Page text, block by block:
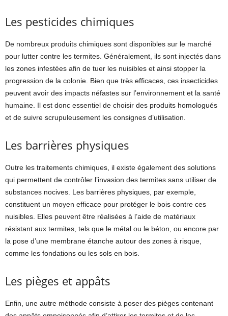
Les pesticides chimiques
De nombreux produits chimiques sont disponibles sur le marché
pour lutter contre les termites. Généralement, ils sont injectés dans
les zones infestées afin de tuer les nuisibles et ainsi stopper la
progression de la colonie. Bien que très efficaces, ces insecticides
peuvent avoir des impacts néfastes sur l’environnement et la santé
humaine. Il est donc essentiel de choisir des produits homologués
et de suivre scrupuleusement les consignes d’utilisation.
Les barrières physiques
Outre les traitements chimiques, il existe également des solutions
qui permettent de contrôler l’invasion des termites sans utiliser de
substances nocives. Les barrières physiques, par exemple,
constituent un moyen efficace pour protéger le bois contre ces
nuisibles. Elles peuvent être réalisées à l’aide de matériaux
résistant aux termites, tels que le métal ou le béton, ou encore par
la pose d’une membrane étanche autour des zones à risque,
comme les fondations ou les sols en bois.
Les pièges et appâts
Enfin, une autre méthode consiste à poser des pièges contenant